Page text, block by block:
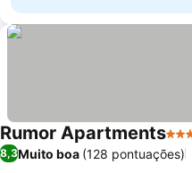
Rumor Apartments3
8,3Muito boa (128 pontuações)